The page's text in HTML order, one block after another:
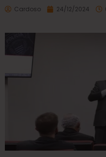
Cardoso 24/12/2024